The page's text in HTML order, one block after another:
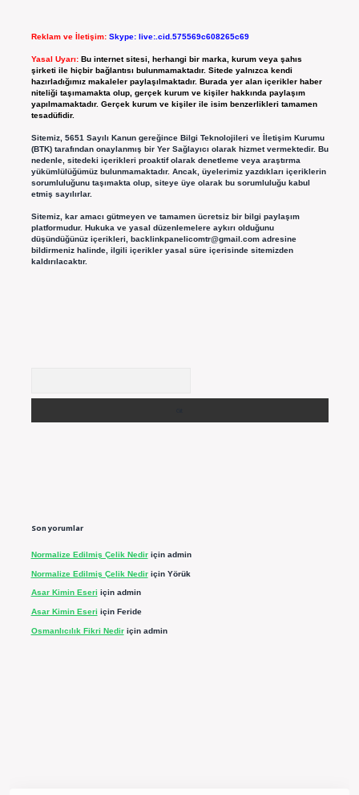
Reklam ve İletişim: Skype: live:.cid.575569c608265c69
Yasal Uyarı: Bu internet sitesi, herhangi bir marka, kurum veya şahıs
şirketi ile hiçbir bağlantısı bulunmamaktadır. Sitede yalnızca kendi
hazırladığımız makaleler paylaşılmaktadır. Burada yer alan içerikler haber
niteliği taşımamakta olup, gerçek kurum ve kişiler hakkında paylaşım
yapılmamaktadır. Gerçek kurum ve kişiler ile isim benzerlikleri tamamen
tesadüfidir.
Sitemiz, 5651 Sayılı Kanun gereğince Bilgi Teknolojileri ve İletişim Kurumu
(BTK) tarafından onaylanmış bir Yer Sağlayıcı olarak hizmet vermektedir. Bu
nedenle, sitedeki içerikleri proaktif olarak denetleme veya araştırma
yükümlülüğümüz bulunmamaktadır. Ancak, üyelerimiz yazdıkları içeriklerin
sorumluluğunu taşımakta olup, siteye üye olarak bu sorumluluğu kabul
etmiş sayılırlar.
Sitemiz, kar amacı gütmeyen ve tamamen ücretsiz bir bilgi paylaşım
platformudur. Hukuka ve yasal düzenlemelere aykırı olduğunu
düşündüğünüz içerikleri, backlinkpanelicomtr@gmail.comadresine
bildirmeniz halinde, ilgili içerikler yasal süre içerisinde sitemizden
kaldırılacaktır.
Son yorumlar
Normalize Edilmiş Çelik Nediriçin admin
Normalize Edilmiş Çelik Nediriçin Yörük
Asar Kimin Eseri için admin
Asar Kimin Eseri için Feride
Osmanlıcılık Fikri Nediriçin admin